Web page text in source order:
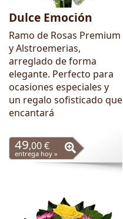
Dulce Emoción
Ramo de Rosas Premium
y Alstroemerias,
arreglado de forma
elegante. Perfecto para
ocasiones especiales y
un regalo sofisticado que
encantará
49,00 €
entrega hoy »